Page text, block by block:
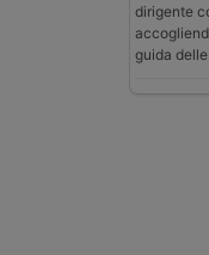
dirigente
guida